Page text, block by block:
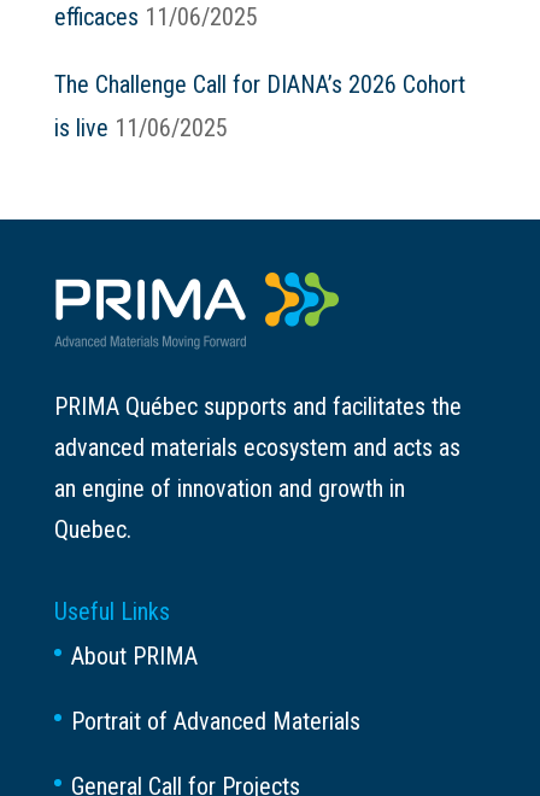
efficaces 11/06/2025
The Challenge Call for DIANA’s 2026 Cohort
is live 11/06/2025
PRIMA Québec supports and facilitates the
advanced materials ecosystem and acts as
an engine of innovation and growth in
Quebec.
Useful Links
About PRIMA
Portrait of Advanced Materials
General Call for Projects